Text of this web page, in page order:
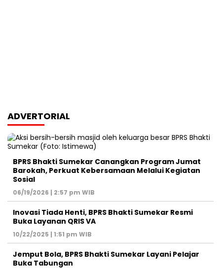
ADVERTORIAL
BPRS Bhakti Sumekar Canangkan Program Jumat
Barokah, Perkuat Kebersamaan Melalui Kegiatan
Sosial
06/19/2026 | 2:57 pm WIB
Inovasi Tiada Henti, BPRS Bhakti Sumekar Resmi
Buka Layanan QRIS VA
10/22/2025 | 1:51 pm WIB
Jemput Bola, BPRS Bhakti Sumekar Layani Pelajar
Buka Tabungan